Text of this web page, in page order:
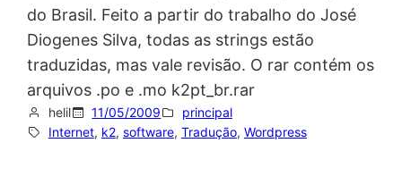
do Brasil. Feito a partir do trabalho do José
Diogenes Silva, todas as strings estão
traduzidas, mas vale revisão. O rar contém os
arquivos .po e .mo k2pt_br.rar
helil 11/05/2009
principal
Internet, k2, software, Tradução, Wordpress